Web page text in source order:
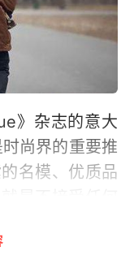
》杂志的意大
尚界的重要推
名模、优质品
中，竟然有优
要她开口，任